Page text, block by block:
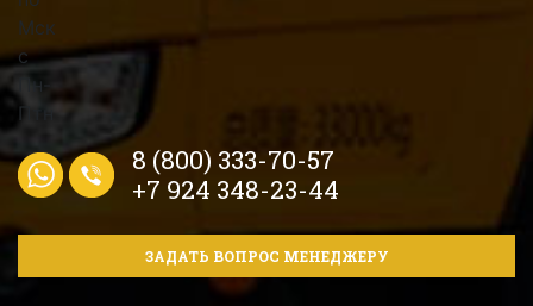
8 (800) 333-70-57
+7 924 348-23-44
ЗАДАТЬ ВОПРОС МЕНЕДЖЕРУ